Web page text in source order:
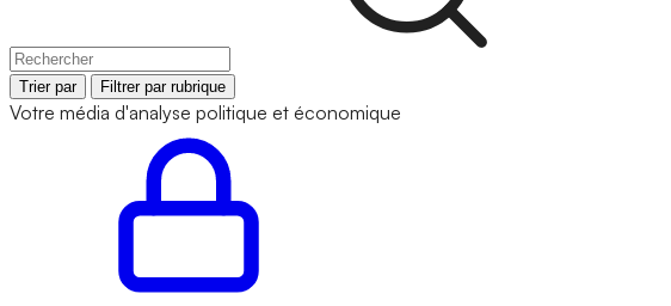
Trier par Filtrer par rubrique
Votre média d'analyse politique et économique